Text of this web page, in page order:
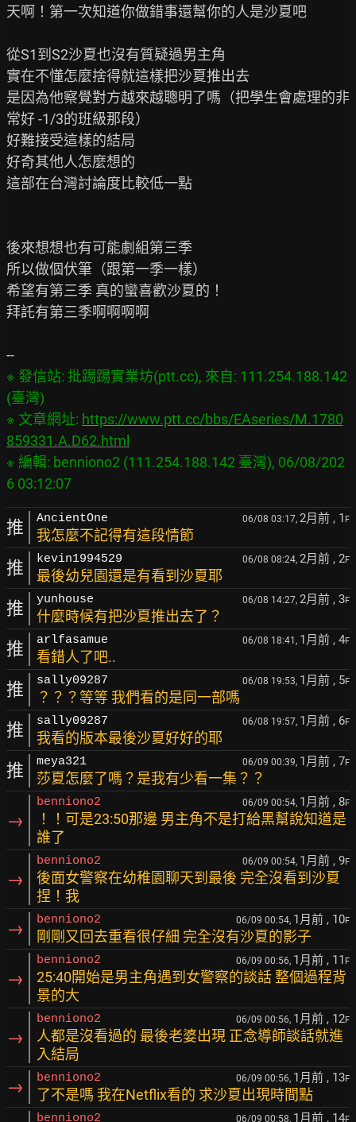
天啊！第一次知道你做錯事還幫你的人是沙夏吧
從S1到S2沙夏也沒有質疑過男主角
實在不懂怎麼捨得就這樣把沙夏推出去
是因為他察覺對方越來越聰明了嗎（把學生會處理的非
常好 -1/3的班級那段）
好難接受這樣的結局
好奇其他人怎麼想的
這部在台灣討論度比較低一點
後來想想也有可能劇組第三季
所以做個伏筆（跟第一季一樣）
希望有第三季 真的蠻喜歡沙夏的！
拜託有第三季啊啊啊啊
※ 發信站: 批踢踢實業坊(ptt.cc), 來自: 111.254.188.142
(臺灣)
※ 文章網址: https://www.ptt.cc/bbs/EAseries/M.1780
859331.A.D62.html
※ 編輯: benniono2 (111.254.188.142 臺灣), 06/08/202
推 AncientOne 06/08 03:17, 2月前 , 1 F
我怎麼不記得有這段情節
推 kevin1994529 06/08 08:24, 2月前 , 2F
最後幼兒園還是有看到沙夏耶
推 yunhouse 06/08 14:27, 2月前 , 3F
什麼時候有把沙夏推出去了？
推 arlfasamue 06/08 18:41, 1月前 , 4F
看錯人了吧..
推 sally09287 06/08 19:53, 1月前 , 5F
？？？等等 我們看的是同一部嗎
推 sally09287 06/08 19:57, 1月前 , 6F
我看的版本最後沙夏好好的耶
推 meya321 06/09 00:39, 1月前 , 7F
莎夏怎麼了嗎？是我有少看一集？？
→
benniono2 06/09 00:54, 1月前 , 8F
！！可是23:50那邊 男主角不是打給黑幫說知道是
誰了
→
benniono2 06/09 00:54, 1月前 , 9F
後面女警察在幼稚園聊天到最後 完全沒看到沙夏
捏！我
→ benniono2 06/09 00:54, 1月前 , 10F
剛剛又回去重看很仔細 完全沒有沙夏的影子
→
benniono2 06/09 00:56, 1月前 , 11 F
25:40開始是男主角遇到女警察的談話 整個過程背
景的大
→
benniono2 06/09 00:56, 1月前 , 12F
人都是沒看過的 最後老婆出現 正念導師談話就進
入結局
→ benniono2 06/09 00:56, 1月前 , 13F
了不是嗎 我在Netflix看的 求沙夏出現時間點
benniono2 06/09 00:58, 1月前 , 14F